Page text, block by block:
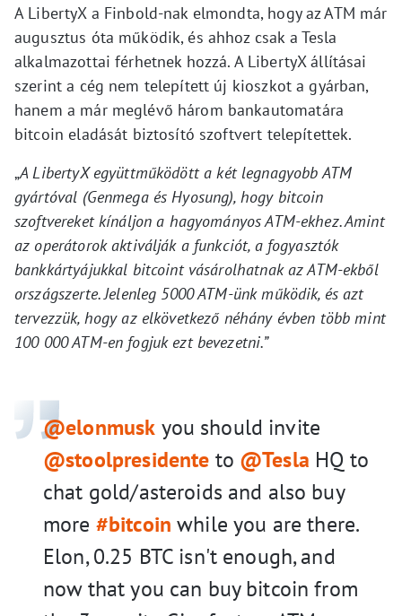
A LibertyX a Finbold-nak elmondta, hogy az ATM már
augusztus óta működik, és ahhoz csak a Tesla
alkalmazottai férhetnek hozzá. A LibertyX állításai
szerint a cég nem telepített új kioszkot a gyárban,
hanem a már meglévő három bankautomatára
bitcoin eladását biztosító szoftvert telepítettek.
„A LibertyX együttműködött a két legnagyobb ATM
gyártóval (Genmega és Hyosung), hogy bitcoin
szoftvereket kínáljon a hagyományos ATM-ekhez. Amint
az operátorok aktiválják a funkciót, a fogyasztók
bankkártyájukkal bitcoint vásárolhatnak az ATM-ekből
országszerte. Jelenleg 5000 ATM-ünk működik, és azt
tervezzük, hogy az elkövetkező néhány évben több mint
100 000 ATM-en fogjuk ezt bevezetni.”
@elonmusk you should invite
@stoolpresidente to @Tesla HQ to
chat gold/asteroids and also buy
more #bitcoin while you are there.
Elon, 0.25 BTC isn't enough, and
now that you can buy bitcoin from